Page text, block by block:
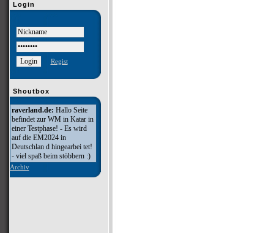
Login
Regist
Shoutbox
raverland.de: Hallo Seite
befindet zur WM in Katar in
einer Testphase! - Es wird
auf die EM2024 in
Deutschlan d hingearbei tet!
- viel spaß beim stöbbern :)
Archiv